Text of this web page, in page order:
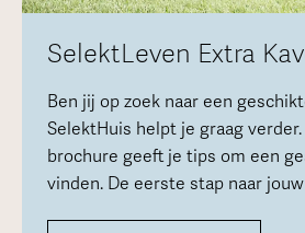
SelektLeven Extra
Ben jij op zoek naar een
SelektHuis helpt je graag
brochure geeft je tips om een
vinden. De eerste stap naar